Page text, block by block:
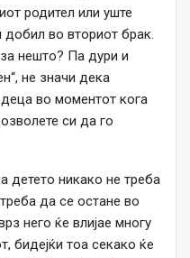
родител или уште
добил во вториот брак.
нешто? Па дури и
не значи дека
во моментот кога
си да го
детето никако не треба
да се остане во
него ќе влијае многу
бидејќи тоа секако ќе